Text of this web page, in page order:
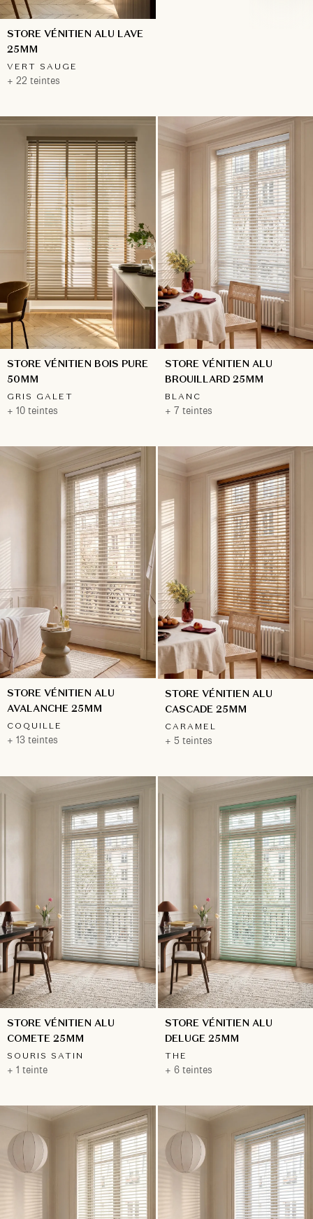
STORE VÉNITIEN ALU LAVE
25MM
VERT SAUGE
+ 22 teintes
STORE VÉNITIEN BOIS PURE
50MM
GRIS GALET
+ 10 teintes
STORE VÉNITIEN ALU
BROUILLARD 25MM
BLANC
+ 7 teintes
STORE VÉNITIEN ALU
AVALANCHE 25MM
COQUILLE
+ 13 teintes
STORE VÉNITIEN ALU
CASCADE 25MM
CARAMEL
+ 5 teintes
STORE VÉNITIEN ALU
COMETE 25MM
SOURIS SATIN
+ 1 teinte
STORE VÉNITIEN ALU
DELUGE 25MM
THE
+ 6 teintes